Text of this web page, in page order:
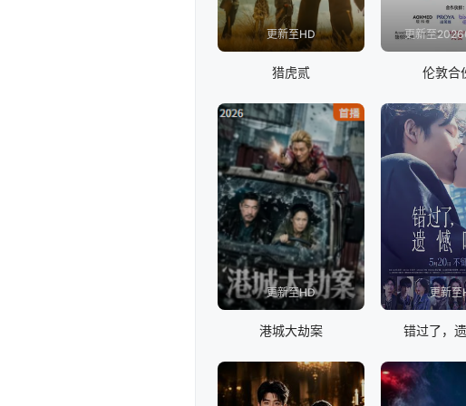
更新至HD
猎虎贰
更新至
伦敦合
更新至HD
港城大劫案
更新至
错过了，